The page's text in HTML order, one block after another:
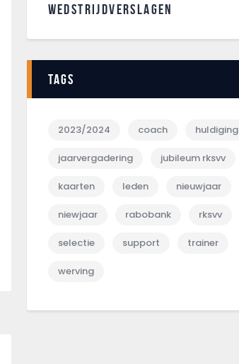
WEDSTRIJDVERSLAGEN
Tags
2023/2024 coach huldiging
jaarvergadering jubileum rksvv
kaarten leden nieuwjaar
niewjaar rabobank rksvv
selectie support trainer
werving